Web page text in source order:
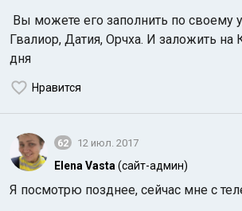
Вы можете его заполнить по своему
Гвалиор, Датия, Орчха. И заложить на
дня
Нравится
62 12 июл. 2017
Elena Vasta (сайт-админ)
Я посмотрю позднее, сейчас мне с